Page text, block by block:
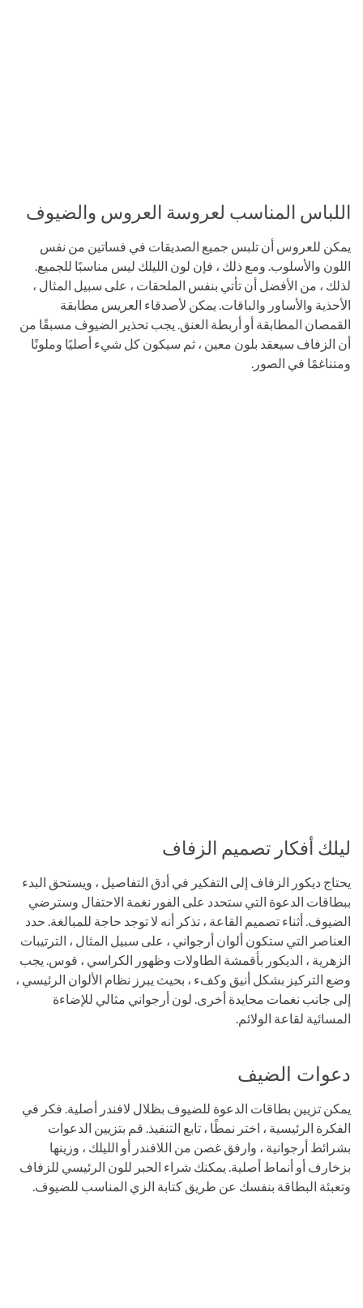
اللباس المناسب لعروسة العروس والضيوف
يمكن للعروس أن تلبس جميع الصديقات في فساتين من نفس
اللون والأسلوب. ومع ذلك ، فإن لون الليلك ليس مناسبًا للجميع.
لذلك ، من الأفضل أن تأتي بنفس الملحقات ، على سبيل المثال ،
الأحذية والأساور والباقات. يمكن لأصدقاء العريس مطابقة
القمصان المطابقة أو أربطة العنق. يجب تحذير الضيوف مسبقًا من
أن الزفاف سيعقد بلون معين ، ثم سيكون كل شيء أصليًا وملونًا
ومتناغمًا في الصور.
ليلك أفكار تصميم الزفاف
يحتاج ديكور الزفاف إلى التفكير في أدق التفاصيل ، ويستحق البدء
ببطاقات الدعوة التي ستحدد على الفور نغمة الاحتفال وسترضي
الضيوف. أثناء تصميم القاعة ، تذكر أنه لا توجد حاجة للمبالغة. حدد
العناصر التي ستكون ألوان أرجواني ، على سبيل المثال ، الترتيبات
الزهرية ، الديكور بأقمشة الطاولات وظهور الكراسي ، قوس. يجب
وضع التركيز بشكل أنيق وكفء ، بحيث يبرز نظام الألوان الرئيسي ،
إلى جانب نغمات محايدة أخرى. لون أرجواني مثالي للإضاءة
المسائية لقاعة الولائم.
دعوات الضيف
يمكن تزيين بطاقات الدعوة للضيوف بظلال لافندر أصلية. فكر في
الفكرة الرئيسية ، اختر نمطًا ، تابع التنفيذ. قم بتزيين الدعوات
بشرائط أرجوانية ، وارفق غصن من اللافندر أو الليلك ، وزينها
بزخارف أو أنماط أصلية. يمكنك شراء الحبر للون الرئيسي للزفاف
وتعبئة البطاقة بنفسك عن طريق كتابة الزي المناسب للضيوف.